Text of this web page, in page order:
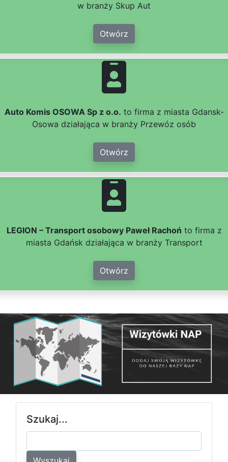
w branży Skup Aut
Otwórz
Auto Komis OSOWA Sp z o.o. to firma z miasta Gdansk-
Osowa działająca w branży Przewóz osób
Otwórz
LEGION – Transport osobowy Paweł Rachoń to firma z
miasta Gdańsk działająca w branży Transport
Otwórz
Szukaj...